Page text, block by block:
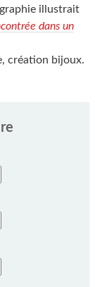
illustrait
dans un
création bijoux.